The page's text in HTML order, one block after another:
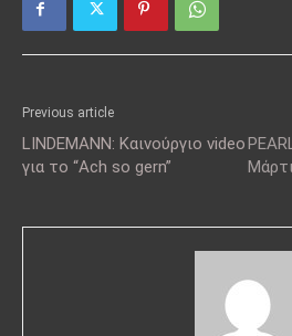
Previous article
LINDEMANN: Καινούργιο video
για το “Ach so gern”